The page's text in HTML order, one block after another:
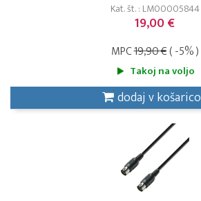
Kat. št. : LM00005844
19,00 €
MPC19,90 €( -5% )
Takoj na voljo
dodaj v košarico